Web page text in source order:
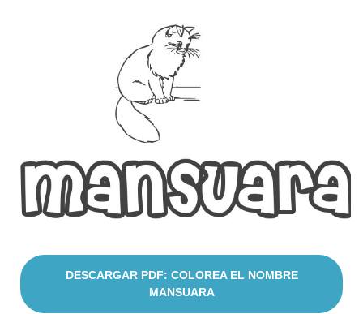
DESCARGAR PDF: COLOREA EL NOMBRE
MANSUARA